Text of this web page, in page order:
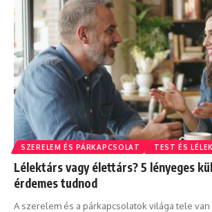
SZERELEM ÉS PÁRKAPCSOLAT TEST ÉS LÉLEK
Lélektárs vagy élettárs? 5 lényeges
érdemes tudnod
A szerelem és a párkapcsolatok világa tele van